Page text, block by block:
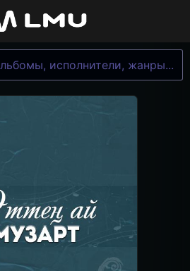
исполнители, жанры...